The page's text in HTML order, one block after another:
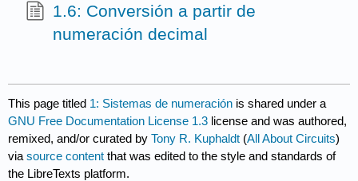
1.6: Conversión a partir de
numeración decimal
This page titled 1: Sistemas de numeración is shared under a
GNU Free Documentation License 1.3 license and was authored,
remixed, and/or curated byTony R. Kuphaldt (All About Circuits)
viasource content that was edited to the style and standards of
the LibreTexts platform.